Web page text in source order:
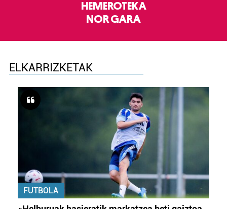
HEMEROTEKA
NOR GARA
ELKARRIZKETAK
FUTBOLA